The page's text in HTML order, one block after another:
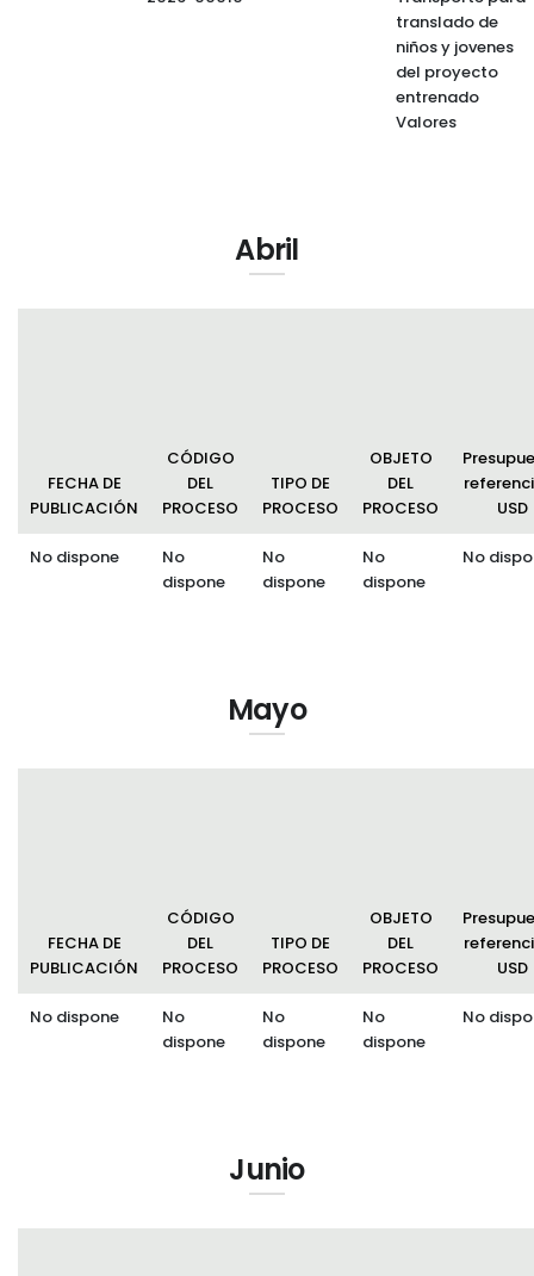
translado de
niños y jovenes
del proyecto
entrenado
Valores
Abril
FECHA DE
PUBLICACIÓN
CÓDIGO
DEL
PROCESO
TIPO DE
PROCESO
OBJETO
DEL
PROCESO
USD
No dispone
No
dispone
No
dispone
No
dispone
No
Mayo
FECHA DE
PUBLICACIÓN
CÓDIGO
DEL
PROCESO
TIPO DE
PROCESO
OBJETO
DEL
PROCESO
USD
No dispone
No
dispone
No
dispone
No
dispone
No
Junio